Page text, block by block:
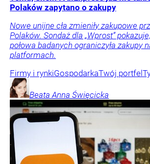
Polaków zapytano o zakupy
Nowe unijne cła zmieniły zakupowe
Polaków. Sondaż dla „Wprost”
połowa badanych ograniczyła zakupy
platformach.
Firmy i rynkiGospodarkaTwój portfel
Beata Anna Święcicka